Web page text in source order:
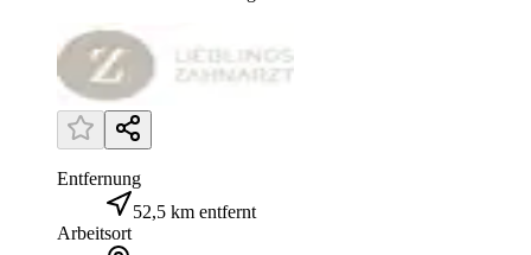
Entfernung
52,5 km entfernt
Arbeitsort